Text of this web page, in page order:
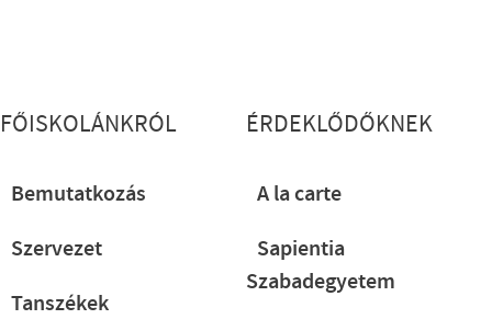
FŐISKOLÁNKRÓL
Bemutatkozás
Szervezet
Tanszékek
ÉRDEKLŐDŐKNEK
A la carte
Sapientia
Szabadegyetem